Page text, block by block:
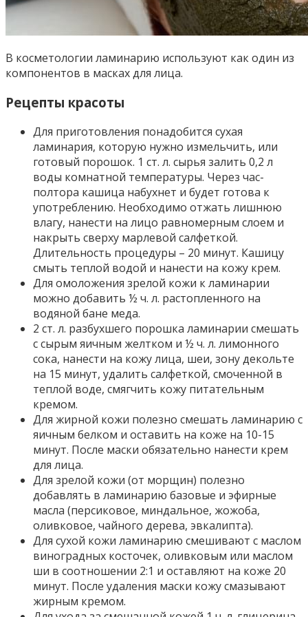
В косметологии ламинарию используют как один из
компонентов в масках для лица.
Рецепты красоты
Для приготовления понадобится сухая
ламинария, которую нужно измельчить, или
готовый порошок. 1 ст. л. сырья залить 0,2 л
воды комнатной температуры. Через час-
полтора кашица набухнет и будет готова к
употреблению. Необходимо отжать лишнюю
влагу, нанести на лицо равномерным слоем и
накрыть сверху марлевой салфеткой.
Длительность процедуры – 20 минут. Кашицу
смыть теплой водой и нанести на кожу крем.
Для омоложения зрелой кожи к ламинарии
можно добавить ½ ч. л. растопленного на
водяной бане меда.
2 ст. л. разбухшего порошка ламинарии смешать
с сырым яичным желтком и ½ ч. л. лимонного
сока, нанести на кожу лица, шеи, зону декольте
на 15 минут, удалить салфеткой, смоченной в
теплой воде, смягчить кожу питательным
кремом.
Для жирной кожи полезно смешать ламинарию с
яичным белком и оставить на коже на 10-15
минут. После маски обязательно нанести крем
для лица.
Для зрелой кожи (от морщин) полезно
добавлять в ламинарию базовые и эфирные
масла (персиковое, миндальное, жожоба,
оливковое, чайного дерева, эвкалипта).
Для сухой кожи ламинарию смешивают с маслом
виноградных косточек, оливковым или маслом
ши в соотношении 2:1 и оставляют на коже 20
минут. После удаления маски кожу смазывают
жирным кремом.